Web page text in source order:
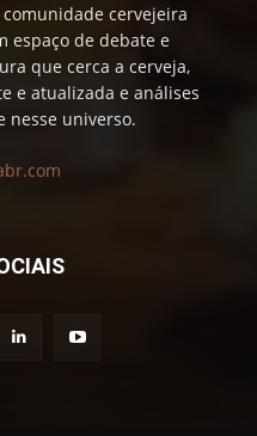
cervejeira
espaço de debate e
que cerca a cerveja,
e atualizada e análises
nesse universo.